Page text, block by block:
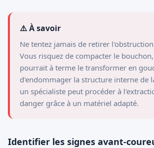
⚠️ À savoir
Ne tentez jamais de retirer
Vous risquez de compacter le
pourrait à terme le transformer en
d'endommager la structure interne de
un spécialiste peut procéder à
danger grâce à un matériel adapté.
Identifier les signes avant-